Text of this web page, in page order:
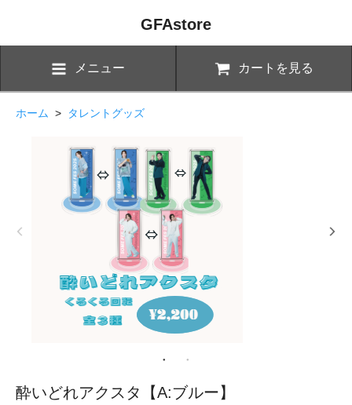
GFAstore
メニュー カートを見る
ホーム > タレントグッズ
酔いどれアクスタ【A:ブルー】